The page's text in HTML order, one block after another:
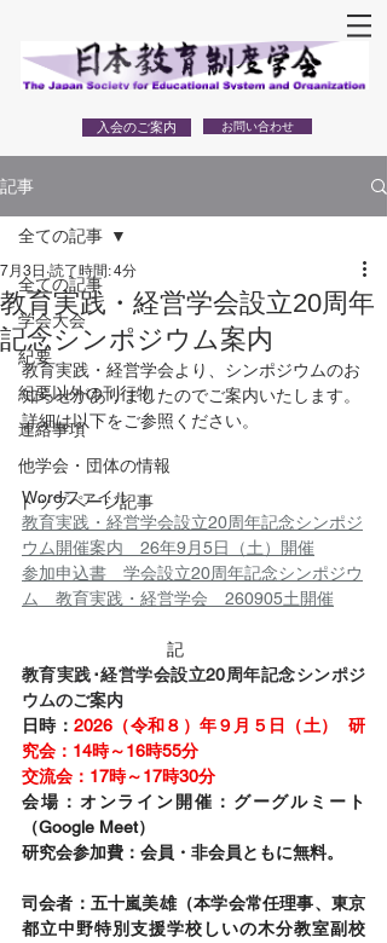
入会のご案内 お問い合わせ
記事
全ての記事
学会大会
紀要
紀要以外の刊行物
連絡事項
他学会・団体の情報
トップページ記事
全ての記事
教育実践・経営学会設立20周年
記念シンポジウム案内
7月3日 読了時間: 4分
教育実践・経営学会より、シンポジウムのお
知らせがありましたのでご案内いたします。
詳細は以下をご参照ください。
Wordファイル
教育実践・経営学会設立20周年記念シンポジ
ウム開催案内　26年9月5日（土）開催
参加申込書　学会設立20周年記念シンポジウ
ム　教育実践・経営学会　260905土開催
			記
教育実践･経営学会設立20周年記念シンポジ
ウムのご案内
日時： 2026（令和８）年９月５日（土）  研
究会：14時～16時55分
交流会：17時～17時30分
会場：オンライン開催：グーグルミート
（Google Meet）
研究会参加費：会員・非会員ともに無料。
司会者：五十嵐美雄（本学会常任理事、東京
都立中野特別支援学校しいの木分教室副校